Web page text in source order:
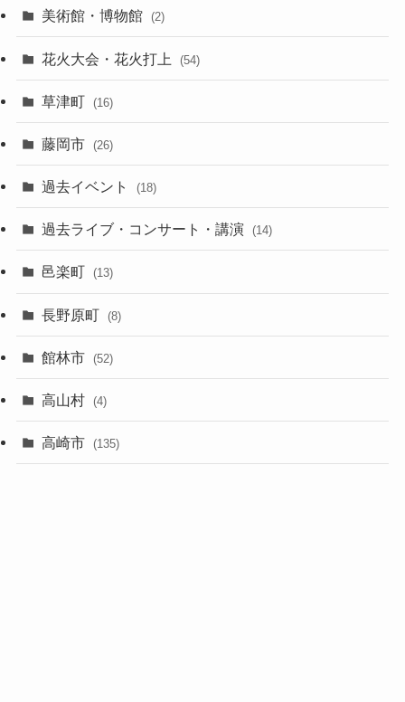
美術館・博物館 (2)
花火大会・花火打上 (54)
草津町 (16)
藤岡市 (26)
過去イベント (18)
過去ライブ・コンサート・講演 (14)
邑楽町 (13)
長野原町 (8)
館林市 (52)
高山村 (4)
高崎市 (135)